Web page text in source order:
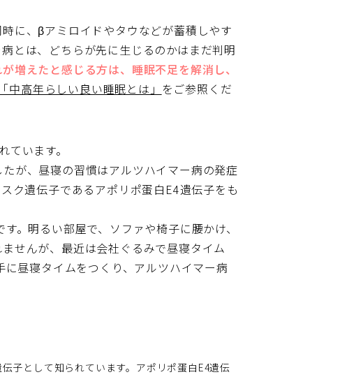
に、βアミロイドやタウなどが蓄積しやす
とは、どちらが先に生じるのかはまだ判明
増えたと感じる方は、睡眠不足を解消し、
中高年らしい良い睡眠とは」 をご参照くだ
ています。
が、昼寝の習慣はアルツハイマー病の発症
ク遺伝子であるアポリポ蛋白E4遺伝子をも
。明るい部屋で、ソファや椅子に腰かけ、
せんが、最近は会社ぐるみで昼寝タイム
昼寝タイムをつくり、アルツハイマー病
子として知られています。アポリポ蛋白E4遺伝